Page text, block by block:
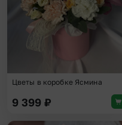
Цветы в коробке Ясмина
9 399 ₽